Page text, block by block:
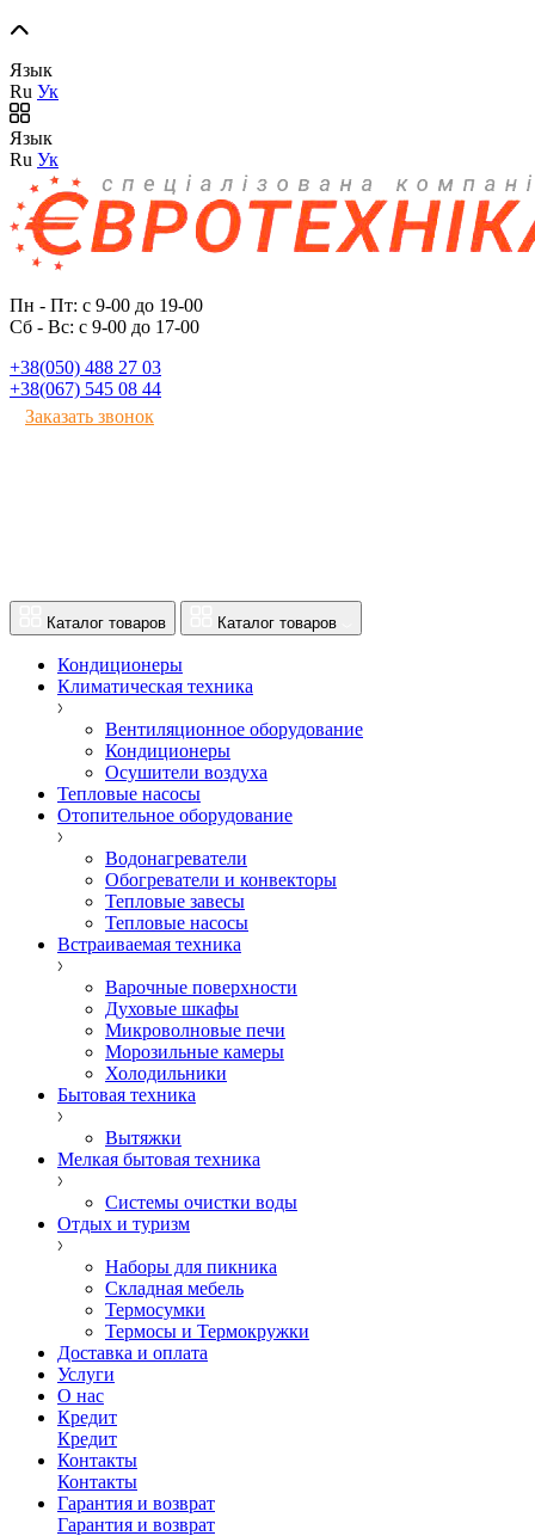
Язык
Ru Ук
Язык
Ru Ук
Пн - Пт: с 9-00 до 19-00
Сб - Вс: с 9-00 до 17-00
+38(050) 488 27 03
+38(067) 545 08 44
Заказать звонок
Каталог товаров Каталог товаров
Кондиционеры
Климатическая техника
Вентиляционное оборудование
Кондиционеры
Осушители воздуха
Тепловые насосы
Отопительное оборудование
Водонагреватели
Обогреватели и конвекторы
Тепловые завесы
Тепловые насосы
Встраиваемая техника
Варочные поверхности
Духовые шкафы
Микроволновые печи
Морозильные камеры
Холодильники
Бытовая техника
Вытяжки
Мелкая бытовая техника
Системы очистки воды
Отдых и туризм
Наборы для пикника
Складная мебель
Термосумки
Термосы и Термокружки
Доставка и оплата
Услуги
О нас
Кредит
Кредит
Контакты
Контакты
Гарантия и возврат
Гарантия и возврат